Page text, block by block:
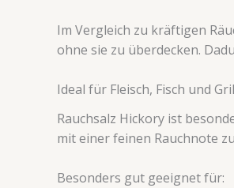
Im Vergleich zu kräftigen
ohne sie zu überdecken.
Ideal für Fleisch, Fisch und
Rauchsalz Hickory ist
mit einer feinen Rauchnote
Besonders gut geeignet für: